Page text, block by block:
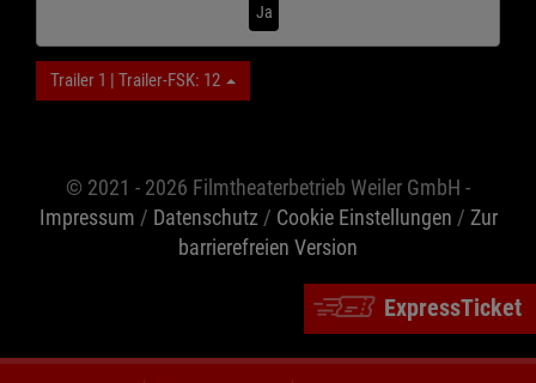
ExpressTicket
Ja
Trailer 1 | Trailer-FSK: 12
© 2021 - 2026 Filmtheaterbetrieb Weiler GmbH -
Impressum / Datenschutz / Cookie Einstellungen / Zur
barrierefreien Version